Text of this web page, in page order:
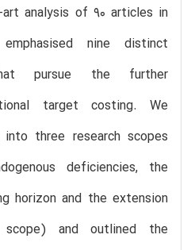
analysis of 90 articles in
nine distinct
pursue the further
target costing. We
three research scopes
deficiencies, the
horizon and the extension
and outlined the